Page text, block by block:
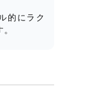
的にラク